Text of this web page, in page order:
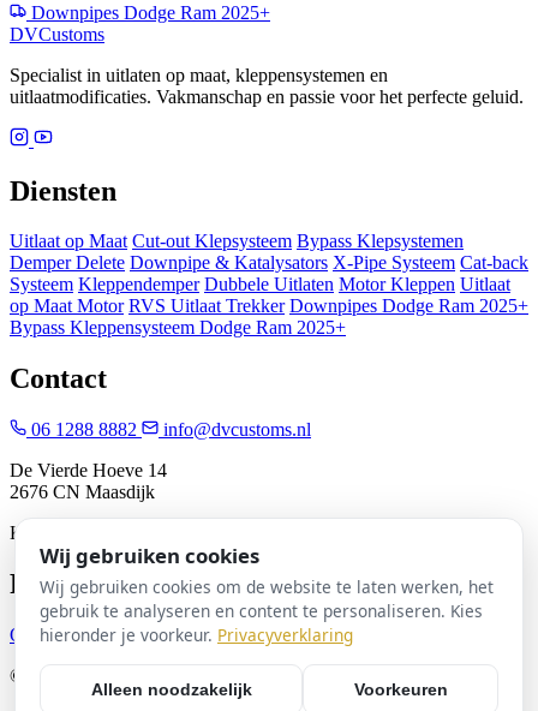
Downpipes Dodge Ram 2025+
DVCustoms
Specialist in uitlaten op maat, kleppensystemen en
uitlaatmodificaties. Vakmanschap en passie voor het perfecte geluid.
Diensten
Uitlaat op Maat Cut-out Klepsysteem Bypass Klepsystemen
Demper Delete Downpipe & Katalysators X-Pipe Systeem Cat-back
Systeem Kleppendemper Dubbele Uitlaten Motor Kleppen Uitlaat
op Maat Motor RVS Uitlaat Trekker Downpipes Dodge Ram 2025+
Bypass Kleppensysteem Dodge Ram 2025+
Contact
06 1288 8882
info@dvcustoms.nl
De Vierde Hoeve 14
2676 CN Maasdijk
KVK: 82162905
Pagina's
Over Ons Diensten Offerte Contact
© 2026 DV Customs. Alle rechten voorbehouden.
Wij gebruiken cookies
Wij gebruiken cookies om de website te laten werken, het
gebruik te analyseren en content te personaliseren. Kies
hieronder je voorkeur. Privacyverklaring
Alleen noodzakelijk Voorkeuren